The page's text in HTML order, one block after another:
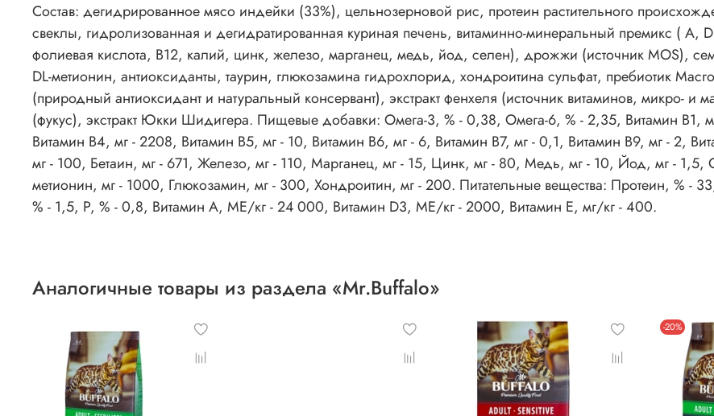
Состав: дегидрированное мясо индейки (33%), цельнозерновой рис, протеин растительного
свеклы, гидролизованная и дегидратированная куриная печень, витаминно-минеральный премикс (
фолиевая кислота, В12, калий, цинк, железо, марганец, медь, йод, селен), дрожжи (источник MOS),
DL-метионин, антиоксиданты, таурин, глюкозамина гидрохлорид, хондроитина сульфат, пребиотик
(природный антиоксидант и натуральный консервант), экстракт фенхеля (источник витаминов, микро- и
(фукус), экстракт Юкки Шидигера. Пищевые добавки: Омега-3, % - 0,38, Омега-6, % - 2,35, Витамин B1,
Витамин В4, мг - 2208, Витамин В5, мг - 10, Витамин В6, мг - 6, Витамин В7, мг - 0,1, Витамин В9, мг - 2,
мг - 100, Бетаин, мг - 671, Железо, мг - 110, Марганец, мг - 15, Цинк, мг - 80, Медь, мг - 10, Йод, мг - 1,5,
метионин, мг - 1000, Глюкозамин, мг - 300, Хондроитин, мг - 200. Питательные вещества: Протеин, % -
% - 1,5, P, % - 0,8, Витамин А, МЕ/кг - 24 000, Витамин D3, МЕ/кг - 2000, Витамин E, мг/кг - 400.
Аналогичные товары из раздела «Mr.Buffalo»
-20%